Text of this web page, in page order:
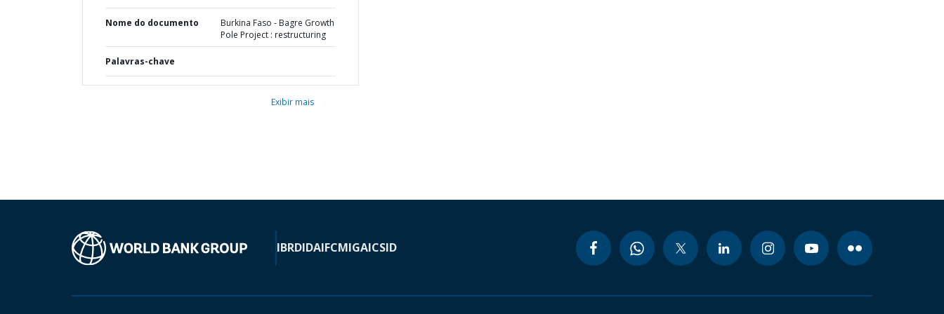
Nome do documento
Burkina Faso - Bagre Growth
Pole Project : restructuring
Palavras-chave
Exibir mais
IBRDIDAIFCMIGAICSID